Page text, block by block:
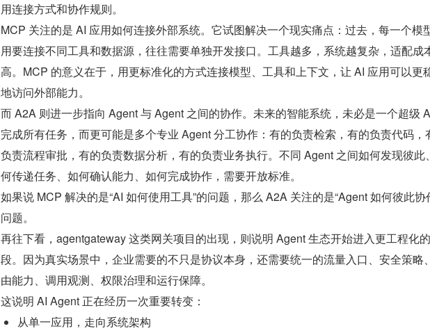
用连接方式和协作规则。
MCP 关注的是 AI 应用如何连接外部系统。它试图解决一个现实痛点：过去，每一个模
用要连接不同工具和数据源，往往需要单独开发接口。工具越多，系统越复杂，适配成
高。MCP 的意义在于，用更标准化的方式连接模型、工具和上下文，让 AI 应用可以更
地访问外部能力。
而 A2A 则进一步指向 Agent 与 Agent 之间的协作。未来的智能系统，未必是一个超级
完成所有任务，而更可能是多个专业 Agent 分工协作：有的负责检索，有的负责代码，
负责流程审批，有的负责数据分析，有的负责业务执行。不同 Agent 之间如何发现彼此
何传递任务、如何确认能力、如何完成协作，需要开放标准。
如果说 MCP 解决的是“AI 如何使用工具”的问题，那么 A2A 关注的是“Agent 如何彼此协
问题。
再往下看，agentgateway 这类网关项目的出现，则说明 Agent 生态开始进入更工程化
段。因为真实场景中，企业需要的不只是协议本身，还需要统一的流量入口、安全策略
由能力、调用观测、权限治理和运行保障。
这说明 AI Agent 正在经历一次重要转变：
从单一应用，走向系统架构